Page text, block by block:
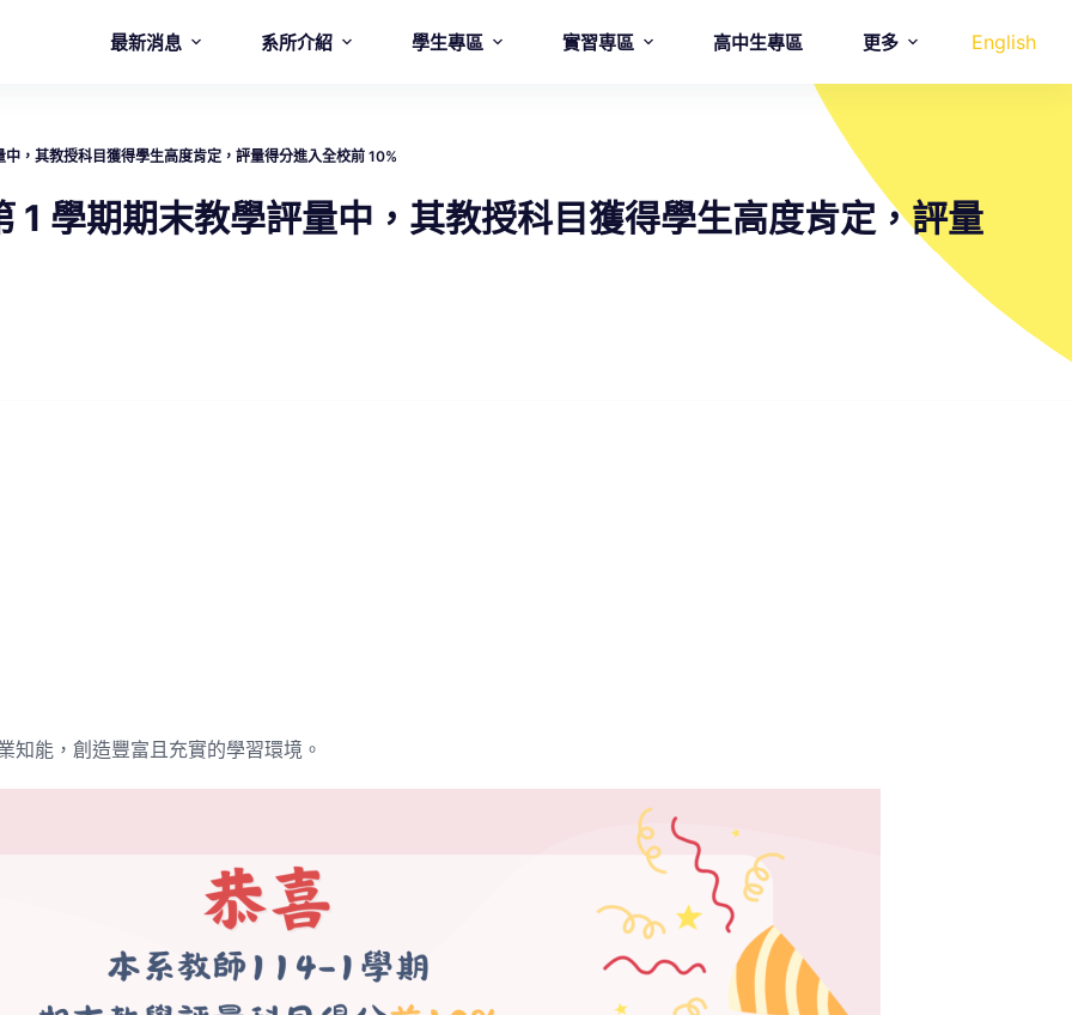
最新消息 系所介紹 學生專區 實習専區 高中生專區 更多 English
，其教授科目獲得學生高度肯定，評量得分進入全校前 10%
1 學期期末教學評量中，其教授科目獲得學生高度肯定，評量
知能，創造豐富且充實的學習環境。